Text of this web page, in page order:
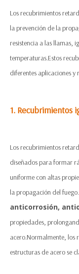
Los recubrimientos
la prevención de la
resistencia a las llamas,
temperaturas.Estos
diferentes aplicaciones
1. Recubrimientos
Los recubrimientos
diseñados para formar
uniforme con altas
la propagación del
anticorrosión,
propiedades,
acero.Normalmente, los
estructuras de acero se